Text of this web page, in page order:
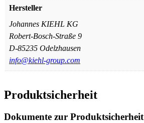
Hersteller
Johannes KIEHL KG
Robert-Bosch-Straße 9
D-85235 Odelzhausen
info@kiehl-group.com
Produktsicherheit
Dokumente zur Produktsicherheit